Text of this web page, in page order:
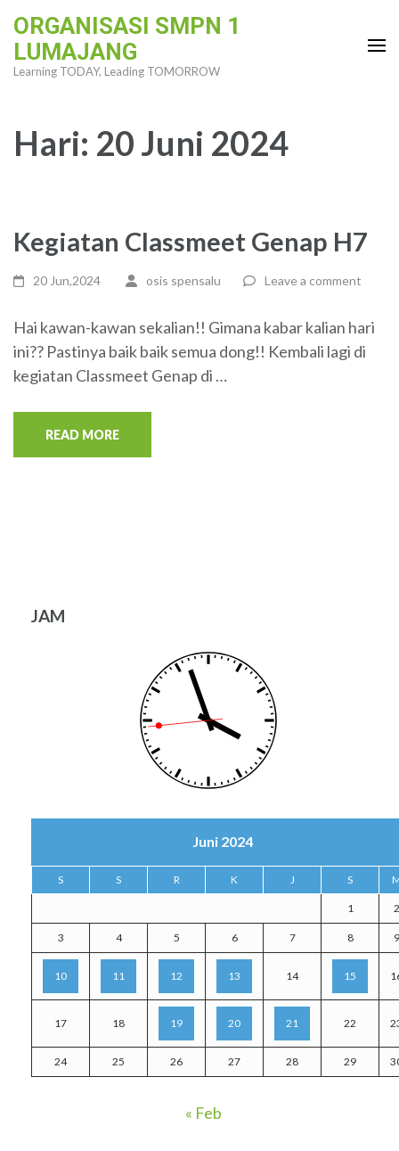
content
ORGANISASI SMPN 1
LUMAJANG
Learning TODAY, Leading TOMORROW
Hari: 20 Juni 2024
Kegiatan Classmeet Genap H7
20 Jun,2024 osis spensalu Leave a comment
Hai kawan-kawan sekalian!! Gimana kabar kalian hari
ini?? Pastinya baik baik semua dong!! Kembali lagi di
kegiatan Classmeet Genap di …
READ MORE
JAM
Juni 2024
S S R K J S
1 2
3 4 5 6 7 8 9
10 11 12 13 14 15
17 18 19 20 21 22
24 25 26 27 28 29
« Feb